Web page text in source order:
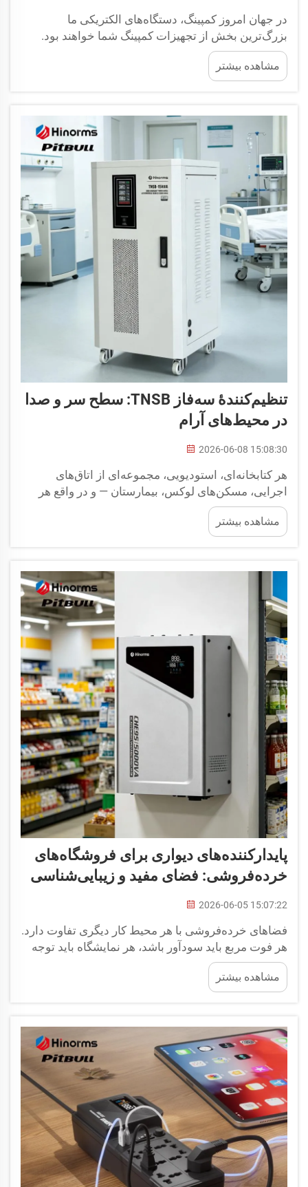
در جهان امروز کمپینگ، دستگاه‌های الکتریکی ما
بزرگ‌ترین بخش از تجهیزات کمپینگ شما خواهند بود.
غیره — هر دستگاهی که ممکن است همراه خود ببرید،
مشاهده بیشتر
تنظیم‌کنندهٔ سه‌فاز TNSB: سطح سر و صدا
در محیط‌های آرام
2026-06-08 15:08:30
هر کتابخانه‌ای، استودیویی، مجموعه‌ای از اتاق‌های
اجرایی، مسکن‌های لوکس، بیمارستان — و در واقع هر
مؤسسه‌ای در فهرست بالا — نیازمند یک امکان رفاهی
است: آرامش و سکوت. حتی تجهیزات الکتریکی پرسر و
صدا نیز باید در اینجا کاملاً بی‌صدا باشند. این امر
مشاهده بیشتر
پایدارکننده‌های دیواری برای فروشگاه‌های
خرده‌فروشی: فضای مفید و زیبایی‌شناسی
2026-06-05 15:07:22
فضاهای خرده‌فروشی با هر محیط کار دیگری تفاوت دارد.
هر فوت مربع باید سودآور باشد، هر نمایشگاه باید توجه
مصرف‌کننده را جلب کند و هر قطعه تجهیزات باید در
ساعات اوج استرس روز به‌درستی عمل کند. تنها یک...
مشاهده بیشتر